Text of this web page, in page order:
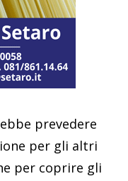
prevedere
per gli altri
per coprire gli